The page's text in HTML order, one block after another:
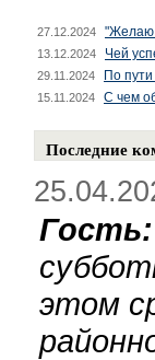
27.12.2024 "Желаю
13.12.2024 Чей
29.11.2024 По
15.11.2024 С чем
Последние
Гость:
этом